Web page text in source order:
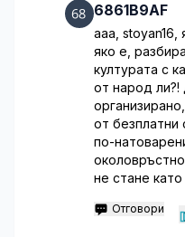
6861B9AF
ааа, stoyan16,
яко е,
културата с
от народ
от безплатни
по-
не стане като
Отговори